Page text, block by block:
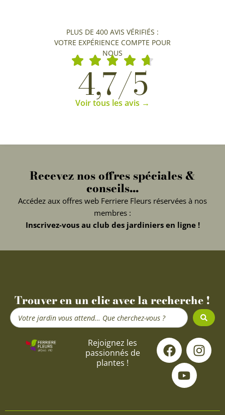
PLUS DE 400 AVIS VÉRIFIÉS :
VOTRE EXPÉRIENCE COMPTE POUR
NOUS
4,7/5
Voir tous les avis →
Recevez nos offres spéciales &
conseils...
Accédez aux offres web Ferriere Fleurs réservées à nos
membres :
Inscrivez-vous au club des jardiniers en ligne !
Trouver en un clic avec la recherche !
Search
...
Rejoignez les
passionnés de
plantes !
F
a
c
e
o
I
n
s
g
Y
o
u
t
u
b